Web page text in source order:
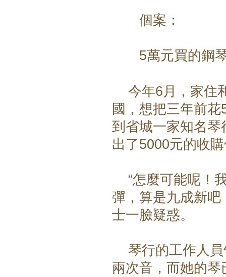
個案：
5萬元買的鋼
今年6月，家住
國，想把三年前
到省城一家知名
出了5000元的收
“怎麼可能呢！
彈，算是九成新吧
士一臉疑惑。
琴行的工作人員
兩次音，而她的